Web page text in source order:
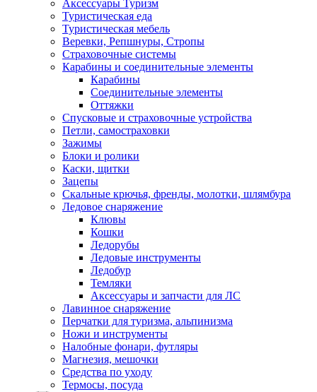
Аксессуары Туризм
Туристическая еда
Туристическая мебель
Веревки, Репшнуры, Стропы
Страховочные системы
Карабины и соединительные элементы
Карабины
Соединительные элементы
Оттяжки
Спусковые и страховочные устройства
Петли, самостраховки
Зажимы
Блоки и ролики
Каски, щитки
Зацепы
Скальные крючья, френды, молотки, шлямбура
Ледовое снаряжение
Клювы
Кошки
Ледорубы
Ледовые инструменты
Ледобур
Темляки
Аксессуары и запчасти для ЛС
Лавинное снаряжение
Перчатки для туризма, альпинизма
Ножи и инструменты
Налобные фонари, футляры
Магнезия, мешочки
Средства по уходу
Термосы, посуда